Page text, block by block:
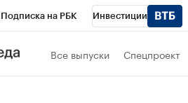
Подписка на РБК Инвестиции
РБК Вино Все выпуски Спецпроект